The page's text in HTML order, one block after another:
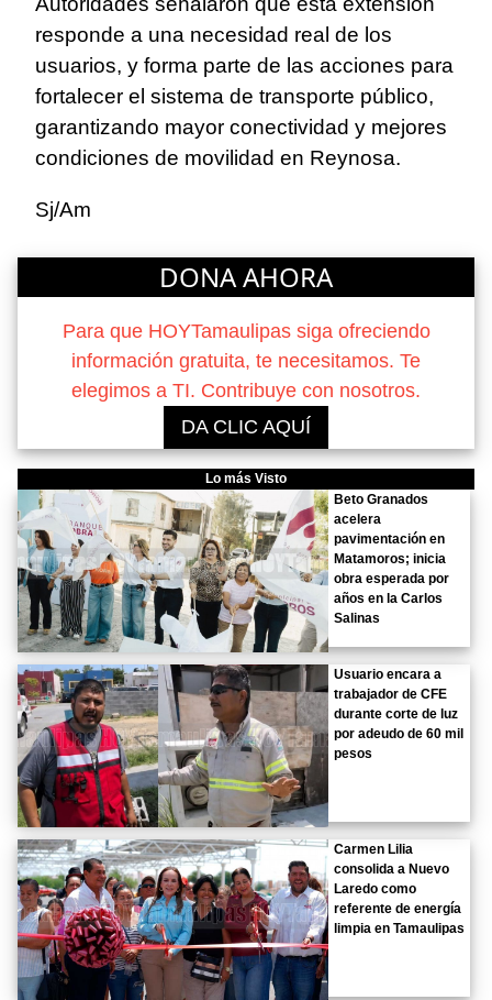
responde a una necesidad real de los
usuarios, y forma parte de las acciones para
fortalecer el sistema de transporte público,
garantizando mayor conectividad y mejores
condiciones de movilidad en Reynosa.
Sj/Am
DONA AHORA
Para que HOYTamaulipas siga ofreciendo
información gratuita, te necesitamos. Te
elegimos a TI. Contribuye con nosotros.
DA CLIC AQUÍ
Lo más Visto
Beto Granados
acelera
pavimentación en
Matamoros; inicia
obra esperada por
años en la Carlos
Salinas
Usuario encara a
trabajador de CFE
durante corte de luz
por adeudo de 60 mil
pesos
Carmen Lilia
consolida a Nuevo
Laredo como
referente de energía
limpia en Tamaulipas